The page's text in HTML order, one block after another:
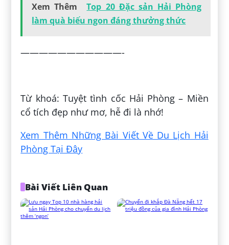
Xem Thêm
Top 20 Đặc sản Hải Phòng
làm quà biếu ngon đáng thưởng thức
———————————-
Từ khoá: Tuyệt tình cốc Hải Phòng – Miền
cổ tích đẹp như mơ, hễ đi là nhớ!
Xem Thêm Những Bài Viết Về Du Lịch Hải
Phòng Tại Đây
Bài Viết Liên Quan